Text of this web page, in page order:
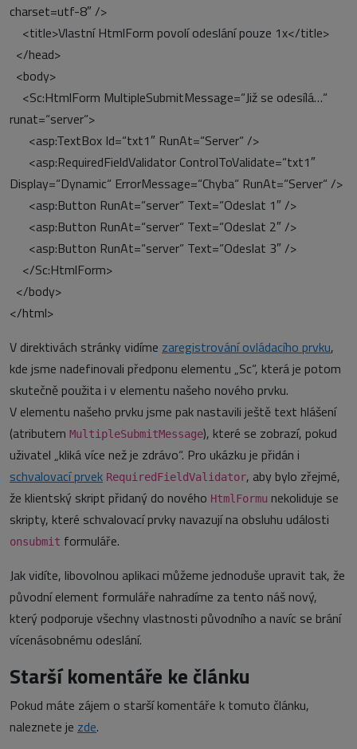
charset=utf-8″ />
<title>Vlastní HtmlForm povolí odeslání pouze 1x</title>
</head>
<body>
<Sc:HtmlForm MultipleSubmitMessage=“Již se odesílá…“
runat=“server“>
<asp:TextBox Id=“txt1″ RunAt=“Server“ />
<asp:RequiredFieldValidator ControlToValidate=“txt1″
Display=“Dynamic“ ErrorMessage=“Chyba“ RunAt=“Server“ />
<asp:Button RunAt=“server“ Text=“Odeslat 1″ />
<asp:Button RunAt=“server“ Text=“Odeslat 2″ />
<asp:Button RunAt=“server“ Text=“Odeslat 3″ />
</Sc:HtmlForm>
</body>
</html>
V direktivách stránky vidíme zaregistrování ovládacího prvku,
kde jsme nadefinovali předponu elementu „Sc“, která je potom
skutečně použita i v elementu našeho nového prvku.
V elementu našeho prvku jsme pak nastavili ještě text hlášení
(atributem MultipleSubmitMessage), které se zobrazí, pokud
uživatel „kliká více než je zdrávo“. Pro ukázku je přidán i
schvalovací prvek RequiredFieldValidator, aby bylo zřejmé,
že klientský skript přidaný do nového HtmlFormu nekoliduje se
skripty, které schvalovací prvky navazují na obsluhu události
onsubmit formuláře.
Jak vidíte, libovolnou aplikaci můžeme jednoduše upravit tak, že
původní element formuláře nahradíme za tento náš nový,
který podporuje všechny vlastnosti původního a navíc se brání
vícenásobnému odeslání.
Starší komentáře ke článku
Pokud máte zájem o starší komentáře k tomuto článku,
naleznete je zde.